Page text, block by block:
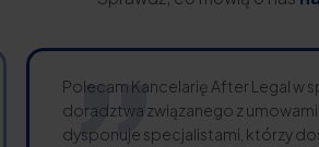
Polecam Kancelarię After Legal w
doradztwa związanego z umowami
dysponuje specjalistami, którzy